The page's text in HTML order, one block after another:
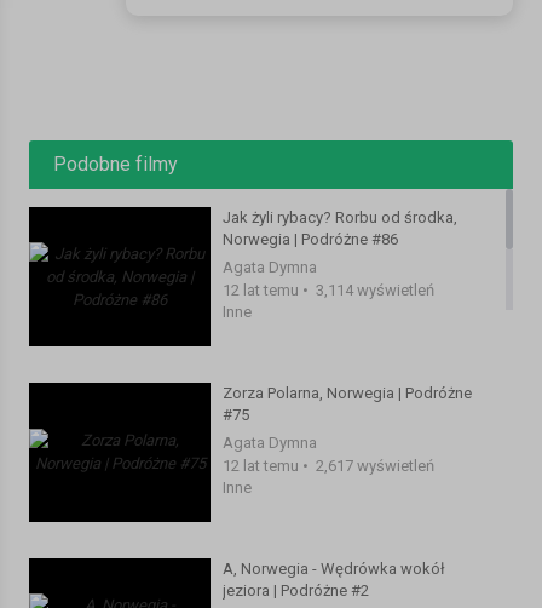
Podobne filmy
Jak żyli rybacy? Rorbu od środka,
Norwegia | Podróżne #86
Agata Dymna
12 lat temu • 3,114 wyświetleń
Inne
Zorza Polarna, Norwegia | Podróżne
#75
Agata Dymna
12 lat temu • 2,617 wyświetleń
Inne
A, Norwegia - Wędrówka wokół
jeziora | Podróżne #2